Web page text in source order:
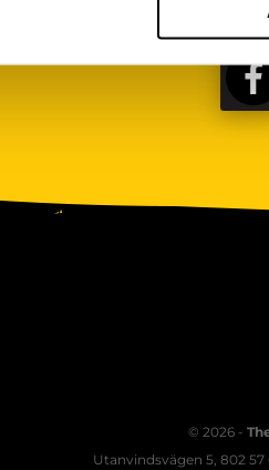
© 2026 -
Utanvindsvägen 5, 802